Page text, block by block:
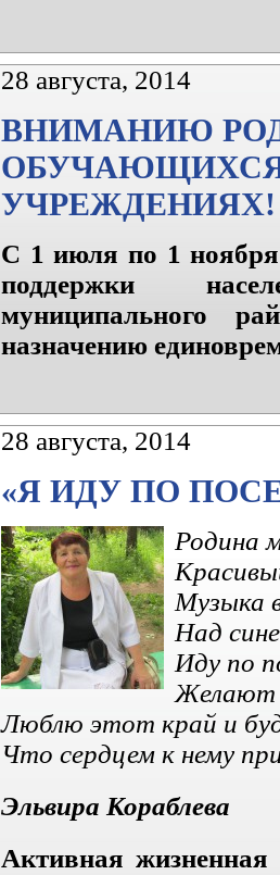
28 августа, 2014
ВНИМАНИЮ
ОБУЧАЮЩИХСЯ
УЧРЕЖДЕНИЯХ!
С 1 июля по 1 ноября
поддержки
муниципального
назначению
28 августа, 2014
«Я ИДУ ПО
Родина
Музыка
Над
Иду по
Желают
Люблю этот край и
Что сердцем к нему
Эльвира Кораблева
Активная